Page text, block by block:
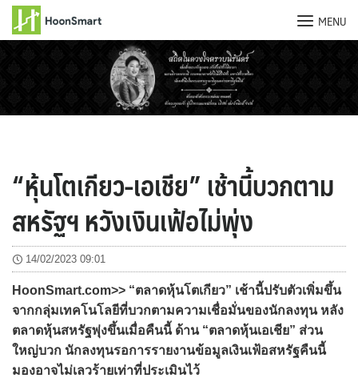
MENU
“หุ้นโตเกียว-เอเชีย” เช้านี้บวกตาม
สหรัฐฯ หวังเงินเฟ้อไม่พุ่ง
14/02/2023 09:01
HoonSmart.com>> “ตลาดหุ้นโตเกียว” เช้านี้ปรับตัวเพิ่มขึ้น
จากกลุ่มเทคโนโลยีที่บวกตามความเชื่อมั่นของนักลงทุน หลัง
ตลาดหุ้นสหรัฐพุ่งขึ้นเมื่อคืนนี้ ด้าน “ตลาดหุ้นเอเชีย” ส่วน
ใหญ่บวก นักลงทุนรอการรายงานข้อมูลเงินเฟ้อสหรัฐคืนนี้
มองอาจไม่เลวร้ายเท่าที่ประเมินไว้